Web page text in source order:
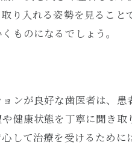
り入れる姿勢を見ること
ものになるでしょう。
ンが良好な歯医者は、患
健康状態を丁寧に聞き取
して治療を受けるために